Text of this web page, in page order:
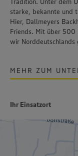
starke, bekannte und
Hier, Dallmeyers
Friends. Mit über
wir Norddeutschlands
MEHR ZUM
Ihr Einsatzort